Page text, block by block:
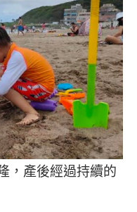
，產後經過持續的